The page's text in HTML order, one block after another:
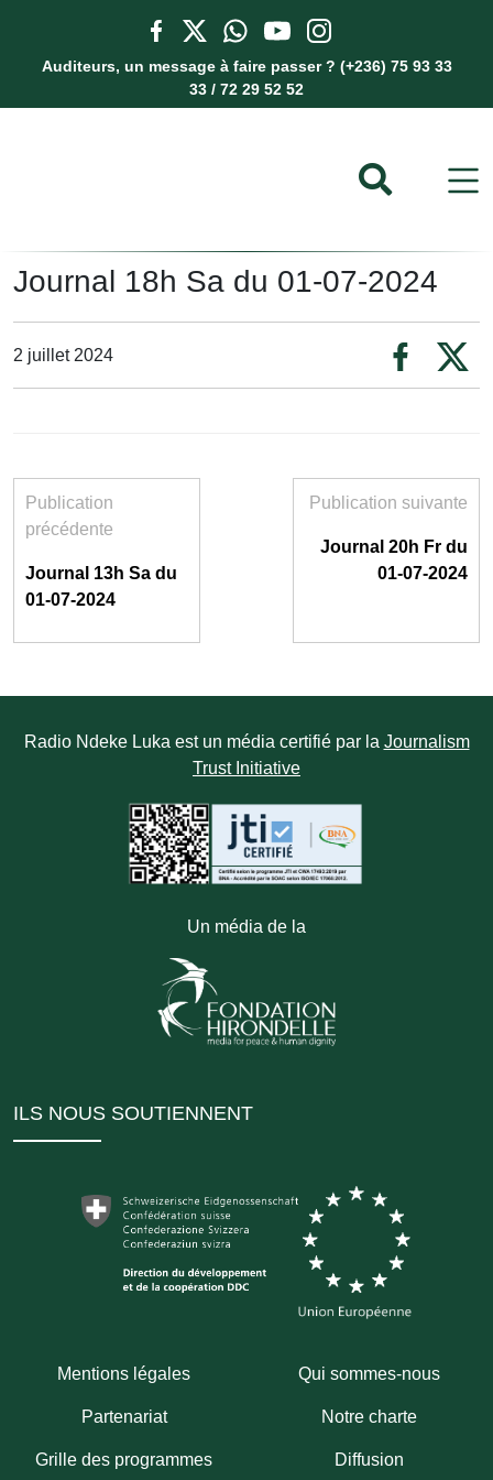
Auditeurs, un message à faire passer ? (+236) 75 93 33
33 / 72 29 52 52
Journal 18h Sa du 01-07-2024
2 juillet 2024
Publication
précédente
Journal 13h Sa du
01-07-2024
Publication suivante
Journal 20h Fr du
01-07-2024
Radio Ndeke Luka est un média certifié par la Journalism
Trust Initiative
Un média de la
ILS NOUS SOUTIENNENT
Mentions légales Qui sommes-nous
Partenariat Notre charte
Grille des programmes Diffusion